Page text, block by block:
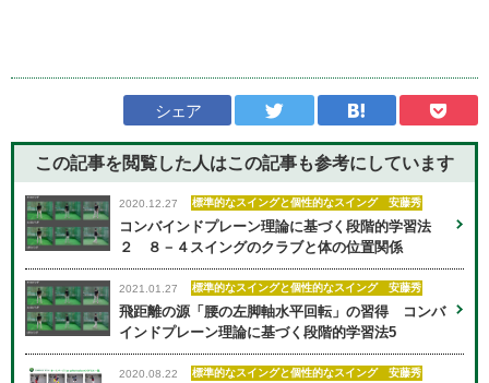
シェア
この記事を閲覧した人はこの記事も参考にしています
2020.12.27 標準的なスイングと個性的なスイング 安藤秀
コンバインドプレーン理論に基づく段階的学習法
２ ８－４スイングのクラブと体の位置関係
2021.01.27 標準的なスイングと個性的なスイング 安藤秀
飛距離の源「腰の左脚軸水平回転」の習得 コンバ
インドプレーン理論に基づく段階的学習法5
2020.08.22 標準的なスイングと個性的なスイング 安藤秀